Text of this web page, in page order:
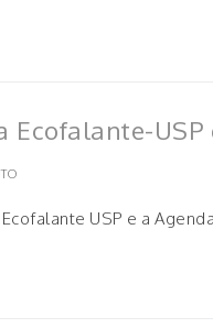
USP
USP e a